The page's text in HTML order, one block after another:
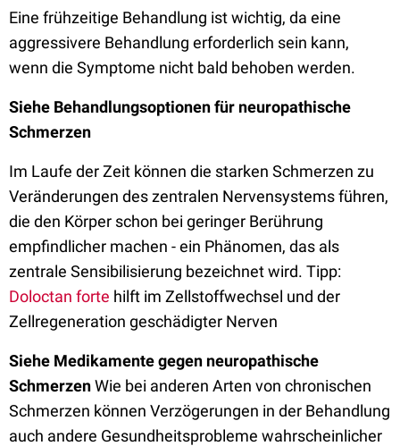
Eine frühzeitige Behandlung ist wichtig, da eine
aggressivere Behandlung erforderlich sein kann,
wenn die Symptome nicht bald behoben werden.
Siehe Behandlungsoptionen für neuropathische
Schmerzen
Im Laufe der Zeit können die starken Schmerzen zu
Veränderungen des zentralen Nervensystems führen,
die den Körper schon bei geringer Berührung
empfindlicher machen - ein Phänomen, das als
zentrale Sensibilisierung bezeichnet wird. Tipp:
Doloctan forte hilft im Zellstoffwechsel und der
Zellregeneration geschädigter Nerven
Siehe Medikamente gegen neuropathische
SchmerzenWie bei anderen Arten von chronischen
Schmerzen können Verzögerungen in der Behandlung
auch andere Gesundheitsprobleme wahrscheinlicher